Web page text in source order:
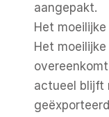
aangepakt.
Het
Het
actueel blijft